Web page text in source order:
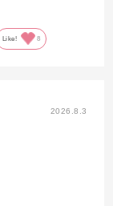
Like! 8
2026.8.3